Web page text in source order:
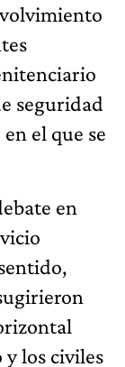
seguridad
el que se
en
los civiles